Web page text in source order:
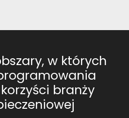
w których
branży